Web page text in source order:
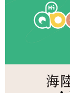
2.基於同意付款使用
資料（包含姓名、
由本公司與您本人
3.完整用戶服務條款
※ 交易是否成功請以
是否繳費成功／繳費
客戶支援中心」
１．透過由恩沛科
易，需依本服務之必
權轉讓予恩沛科技股
２．關於個人資料
https://aftee.tw/
冷凍宅配-離島
每筆NT$260